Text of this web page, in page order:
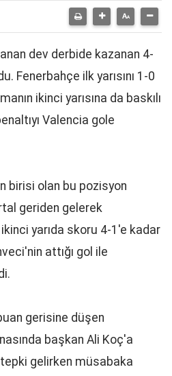
dev derbide kazanan 4-
Fenerbahçe ilk yarısını 1-0
ikinci yarısına da baskılı
Valencia gole
birisi olan bu pozisyon
geriden gelerek
yarıda skoru 4-1'e kadar
attığı gol ile
gerisine düşen
başkan Ali Koç'a
gelirken müsabaka